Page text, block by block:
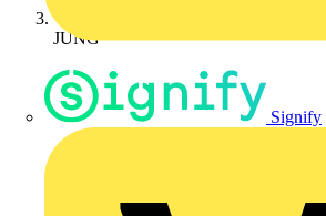
Signify
JUNG